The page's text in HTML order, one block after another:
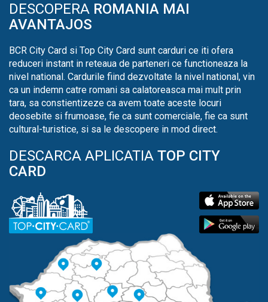
DESCOPERA ROMANIA MAI
AVANTAJOS
BCR City Card si Top City Card sunt carduri ce iti ofera
reduceri instant in reteaua de parteneri ce functioneaza la
nivel national. Cardurile fiind dezvoltate la nivel national, vin
ca un indemn catre romani sa calatoreasca mai mult prin
tara, sa constientizeze ca avem toate aceste locuri
deosebite si frumoase, fie ca sunt comerciale, fie ca sunt
cultural-turistice, si sa le descopere in mod direct.
DESCARCA APLICATIA TOP CITY
CARD